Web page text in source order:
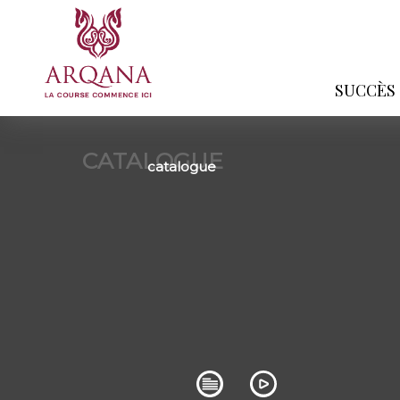
SUCCÈS
CATALOGUE
catalogue